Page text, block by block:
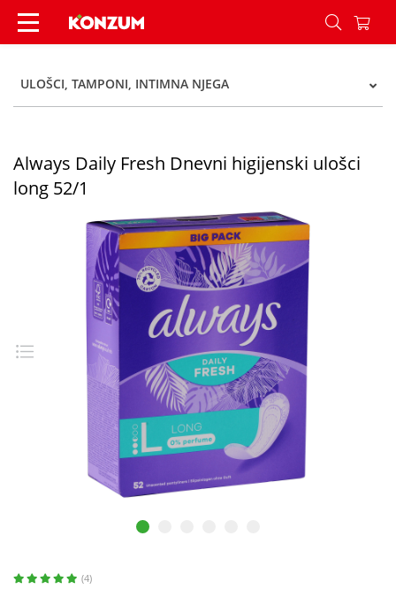
Always Daily Fresh Dnevni higijenski ulošci long
ULOŠCI, TAMPONI, INTIMNA NJEGA
Always Daily Fresh Dnevni higijenski ulošci
long 52/1
(4)